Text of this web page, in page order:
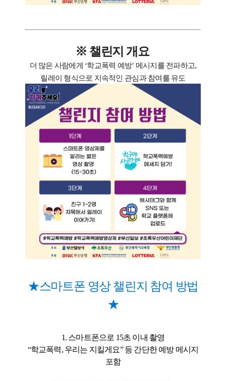
※ 챌린지 개요
더 많은 사람에게 ‘학교폭력 예방’ 메시지를 전파하고,
릴레이 형식으로 지속적인 관심과 참여를 유도
★스마트폰 영상 챌린지 참여 방법
★
1. 스마트폰으로 15초 이내 촬영
“학교폭력, 우리는 지킬게요” 등 간단한 예방 메시지
포함